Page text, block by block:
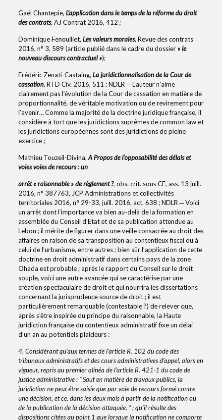
Gaël Chantepie, L’application dans le temps de la réforme du droit
des contrats, AJ Contrat 2016, 412 ;
Dominique Fenouillet, Les valeurs morales, Revue des contrats
2016, n° 3, 589 (article publié dans le cadre du dossier « le
nouveau discours contractuel »);
Frédéric Zenati-Castaing, La juridictionnalisation de la Cour de
cassation, RTD Civ. 2016, 511 ; NDLR ─ L’auteur n’aime
clairement pas l’évolution de la Cour de cassation en matière de
proportionnalité, de véritable motivation ou de revirement pour
l’avenir… Comme la majorité de la doctrine juridique française, il
considère à tort que les juridictions suprêmes de common law et
les juridictions européennes sont des juridictions de pleine
exercice ;
Mathieu Touzeil-Divina, A Propos de l’opposabilité des délais et
voies voies de recours : un
arrêt « raisonnable » de règlement ?, obs. crit. sous CE, ass. 13 juill.
2016, n° 387763, JCP Administrations et collectivités
territoriales 2016, n° 29-33, juill. 2016, act. 638 ; NDLR ─ Voici
un arrêt dont l’importance va bien au-delà de la formation en
assemblée du Conseil d’Etat et de sa publication attendue au
Lebon ; il mérite de figurer dans une veille consacrée au droit des
affaires en raison de sa transposition au contentieux fiscal ou à
celui de l’urbanisme, entre autres ; bien sûr l’application de cette
doctrine en droit administratif dans certains pays de la zone
Ohada est probable ; après le rapport du Conseil sur le droit
souple, voici une autre avancée qui se caractérise par une
création spectaculaire de droit et qui nourrira les dissertations
concernant la jurisprudence source de droit ; il est
particulièrement remarquable (contestable ?) de relever que,
après s’être inspirée du principe du raisonnable, la Haute
juridiction française du contentieux administratif fixe un délai
d’un an au potentiels plaideurs :
4. Considérant qu’aux termes de l’article R. 102 du code des
tribunaux administratifs et des cours administratives d’appel, alors en
vigueur, repris au premier alinéa de l’article R. 421-1 du code de
justice administrative : ” Sauf en matière de travaux publics, la
juridiction ne peut être saisie que par voie de recours formé contre
une décision, et ce, dans les deux mois à partir de la notification ou
de la publication de la décision attaquée. ” ; qu’il résulte des
dispositions citées au point 1 que lorsque la notification ne comporte